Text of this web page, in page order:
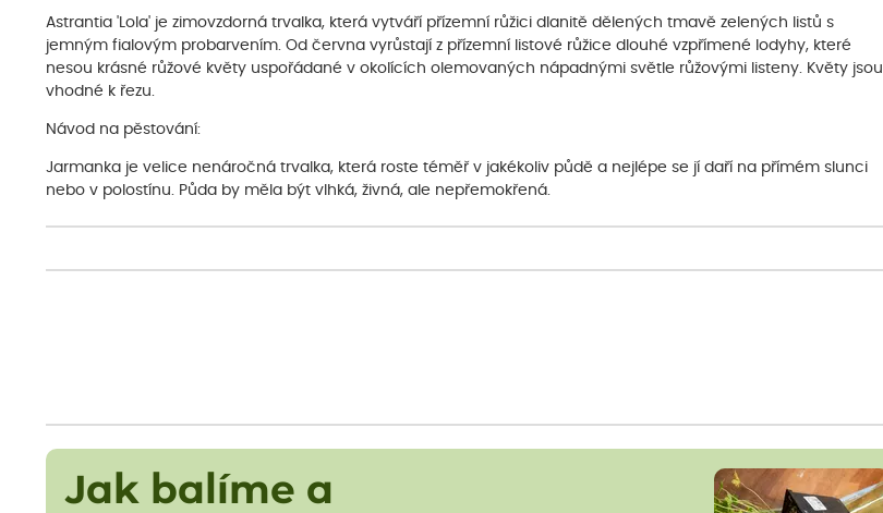
Astrantia 'Lola' je zimovzdorná trvalka, která vytváří přízemní růžici dlanitě dělených tmavě zelených listů s
jemným fialovým probarvením. Od června vyrůstají z přízemní listové růžice dlouhé vzpřímené lodyhy, které
nesou krásné růžové květy uspořádané v okolících olemovaných nápadnými světle růžovými listeny. Květy jsou
vhodné k řezu.
Návod na pěstování:
Jarmanka je velice nenáročná trvalka, která roste téměř v jakékoliv půdě a nejlépe se jí daří na přímém slunci
nebo v polostínu. Půda by měla být vlhká, živná, ale nepřemokřená.
Jak balíme a